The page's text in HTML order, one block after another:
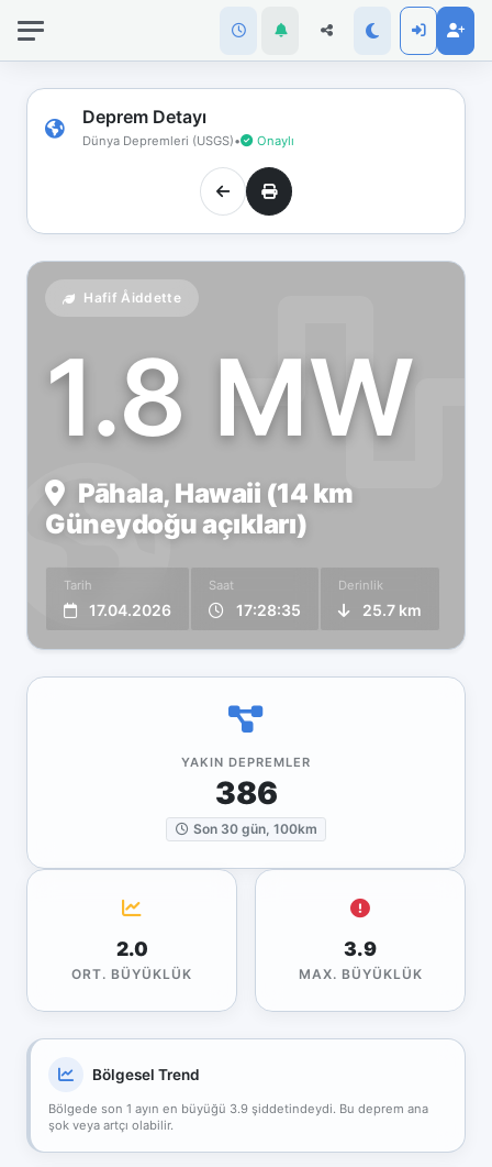
Deprem Detayı
Dünya Depremleri (USGS)• Onaylı
Hafif Åiddette
1.8 MW
Pāhala, Hawaii (14 km
Güneydoğu açıkları)
Tarih
17.04.2026
Saat
17:28:35
Derinlik
25.7 km
YAKIN DEPREMLER
386
Son 30 gün, 100km
2.0
ORT. BÜYÜKLÜK
3.9
MAX. BÜYÜKLÜK
Bölgesel Trend
Bölgede son 1 ayın en büyüğü 3.9 şiddetindeydi. Bu deprem ana
şok veya artçı olabilir.
bağlantınız
koptu!
Çevrimdışı
moddasınız.